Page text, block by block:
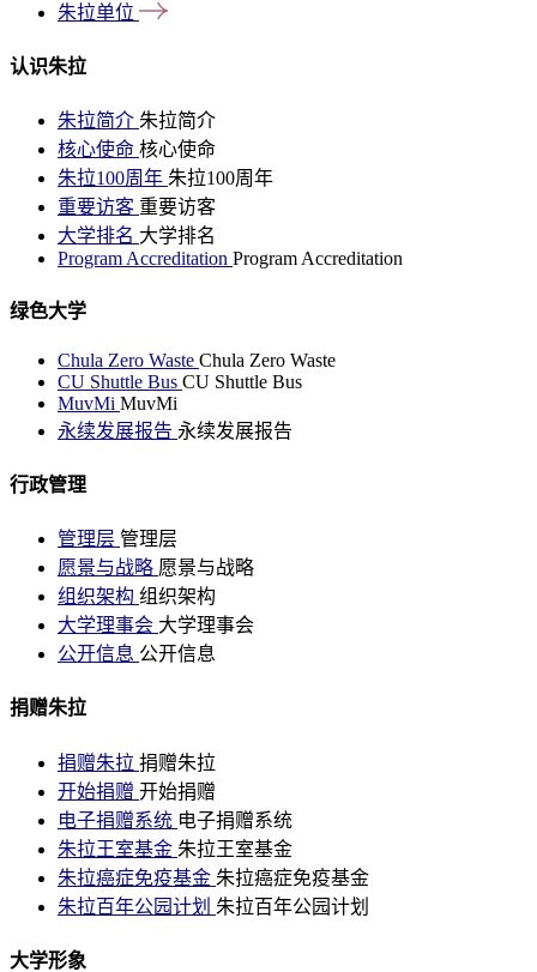
朱拉单位
认识朱拉
朱拉简介 朱拉简介
核心使命 核心使命
朱拉100周年 朱拉100周年
重要访客 重要访客
大学排名 大学排名
Program Accreditation Program Accreditation
绿色大学
Chula Zero Waste Chula Zero Waste
CU Shuttle Bus CU Shuttle Bus
MuvMi MuvMi
永续发展报告 永续发展报告
行政管理
管理层 管理层
愿景与战略 愿景与战略
组织架构 组织架构
大学理事会 大学理事会
公开信息 公开信息
捐赠朱拉
捐赠朱拉 捐赠朱拉
开始捐赠 开始捐赠
电子捐赠系统 电子捐赠系统
朱拉王室基金 朱拉王室基金
朱拉癌症免疫基金 朱拉癌症免疫基金
朱拉百年公园计划 朱拉百年公园计划
大学形象